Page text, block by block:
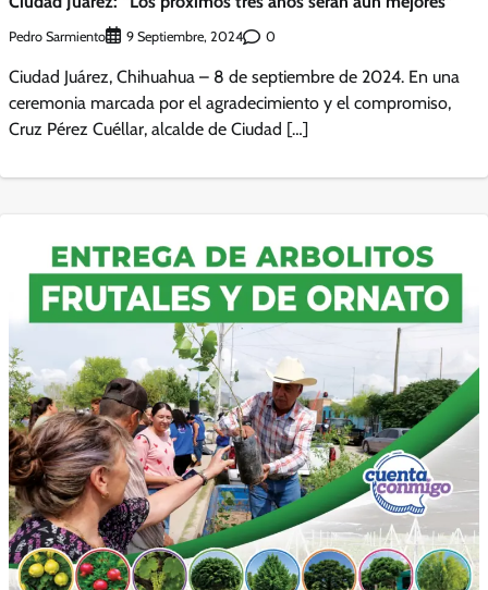
Pedro Sarmiento 9 Septiembre, 2024 0
Ciudad Juárez, Chihuahua – 8 de septiembre de 2024. En una
ceremonia marcada por el agradecimiento y el compromiso,
Cruz Pérez Cuéllar, alcalde de Ciudad […]